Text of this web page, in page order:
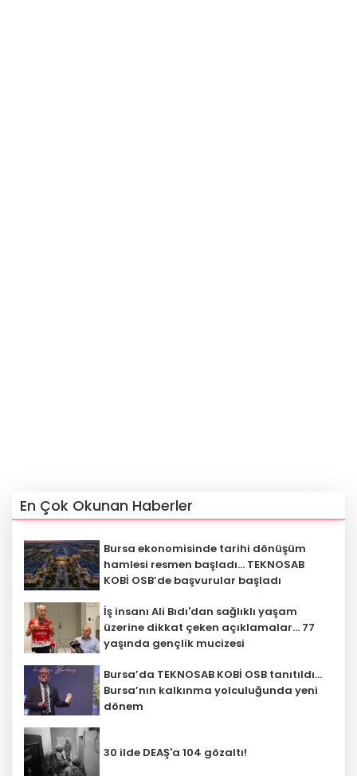
En Çok Okunan Haberler
Bursa ekonomisinde tarihi dönüşüm
hamlesi resmen başladı... TEKNOSAB
KOBİ OSB’de başvurular başladı
İş insanı Ali Bıdı'dan sağlıklı yaşam
üzerine dikkat çeken açıklamalar... 77
yaşında gençlik mucizesi
Bursa’da TEKNOSAB KOBİ OSB tanıtıldı...
Bursa’nın kalkınma yolculuğunda yeni
dönem
30 ilde DEAŞ'a 104 gözaltı!